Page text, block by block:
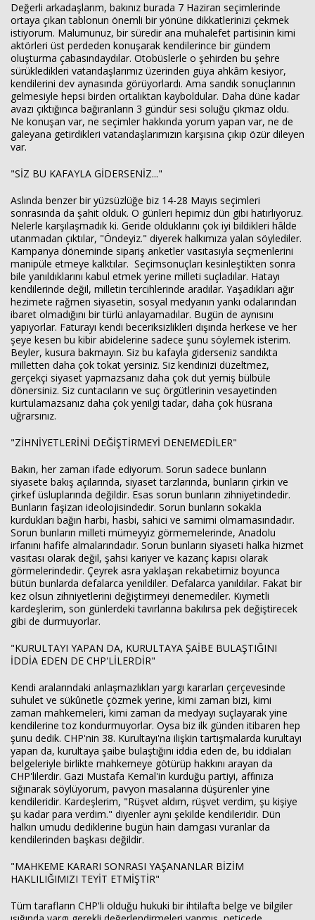
Değerli arkadaşlarım, bakınız burada 7 Haziran seçimlerinde
ortaya çıkan tablonun önemli bir yönüne dikkatlerinizi çekmek
istiyorum. Malumunuz, bir süredir ana muhalefet partisinin kimi
aktörleri üst perdeden konuşarak kendilerince bir gündem
oluşturma çabasındaydılar. Otobüslerle o şehirden bu şehre
sürükledikleri vatandaşlarımız üzerinden güya ahkâm kesiyor,
kendilerini dev aynasında görüyorlardı. Ama sandık sonuçlarının
gelmesiyle hepsi birden ortalıktan kayboldular. Daha düne kadar
avazı çıktığınca bağıranların 3 gündür sesi soluğu çıkmaz oldu.
Ne konuşan var, ne seçimler hakkında yorum yapan var, ne de
galeyana getirdikleri vatandaşlarımızın karşısına çıkıp özür dileyen
var.
"SİZ BU KAFAYLA GİDERSENİZ..."
Aslında benzer bir yüzsüzlüğe biz 14-28 Mayıs seçimleri
sonrasında da şahit olduk. O günleri hepimiz dün gibi hatırlıyoruz.
Nelerle karşılaşmadık ki. Geride olduklarını çok iyi bildikleri hâlde
utanmadan çıktılar, "Öndeyiz." diyerek halkımıza yalan söylediler.
Kampanya döneminde sipariş anketler vasıtasıyla seçmenlerini
manipüle etmeye kalktılar. Seçimsonuçları kesinleştikten sonra
bile yanıldıklarını kabul etmek yerine milleti suçladılar. Hatayı
kendilerinde değil, milletin tercihlerinde aradılar. Yaşadıkları ağır
hezimete rağmen siyasetin, sosyal medyanın yankı odalarından
ibaret olmadığını bir türlü anlayamadılar. Bugün de aynısını
yapıyorlar. Faturayı kendi beceriksizlikleri dışında herkese ve her
şeye kesen bu kibir abidelerine sadece şunu söylemek isterim.
Beyler, kusura bakmayın. Siz bu kafayla giderseniz sandıkta
milletten daha çok tokat yersiniz. Siz kendinizi düzeltmez,
gerçekçi siyaset yapmazsanız daha çok dut yemiş bülbüle
dönersiniz. Siz cuntacıların ve suç örgütlerinin vesayetinden
kurtulamazsanız daha çok yenilgi tadar, daha çok hüsrana
uğrarsınız.
"ZİHNİYETLERİNİ DEĞİŞTİRMEYİ DENEMEDİLER"
Bakın, her zaman ifade ediyorum. Sorun sadece bunların
siyasete bakış açılarında, siyaset tarzlarında, bunların çirkin ve
çirkef üsluplarında değildir. Esas sorun bunların zihniyetindedir.
Bunların faşizan ideolojisindedir. Sorun bunların sokakla
kurdukları bağın harbi, hasbi, sahici ve samimi olmamasındadır.
Sorun bunların milleti mümeyyiz görmemelerinde, Anadolu
irfanını hafife almalarındadır. Sorun bunların siyaseti halka hizmet
vasıtası olarak değil, şahsi kariyer ve kazanç kapısı olarak
görmelerindedir. Çeyrek asra yaklaşan rekabetimiz boyunca
bütün bunlarda defalarca yenildiler. Defalarca yanıldılar. Fakat bir
kez olsun zihniyetlerini değiştirmeyi denemediler. Kıymetli
kardeşlerim, son günlerdeki tavırlarına bakılırsa pek değiştirecek
gibi de durmuyorlar.
"KURULTAYI YAPAN DA, KURULTAYA ŞAİBE BULAŞTIĞINI
İDDİA EDEN DE CHP'LİLERDİR"
Kendi aralarındaki anlaşmazlıkları yargı kararları çerçevesinde
suhulet ve sükûnetle çözmek yerine, kimi zaman bizi, kimi
zaman mahkemeleri, kimi zaman da medyayı suçlayarak yine
kendilerine toz kondurmuyorlar. Oysa biz ilk günden itibaren hep
şunu dedik. CHP'nin 38. Kurultayı'na ilişkin tartışmalarda kurultayı
yapan da, kurultaya şaibe bulaştığını iddia eden de, bu iddiaları
belgeleriyle birlikte mahkemeye götürüp hakkını arayan da
CHP'lilerdir. Gazi Mustafa Kemal'in kurduğu partiyi, affınıza
sığınarak söylüyorum, pavyon masalarına düşürenler yine
kendileridir. Kardeşlerim, "Rüşvet aldım, rüşvet verdim, şu kişiye
şu kadar para verdim." diyenler aynı şekilde kendileridir. Dün
halkın umudu dediklerine bugün hain damgası vuranlar da
kendilerinden başkası değildir.
"MAHKEME KARARI SONRASI YAŞANANLAR BİZİM
HAKLILIĞIMIZI TEYİT ETMİŞTİR"
Tüm tarafların CHP'li olduğu hukuki bir ihtilafta belge ve bilgiler